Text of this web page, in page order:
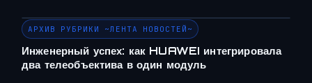
АРХИВ РУБРИКИ ~ЛЕНТА НОВОСТЕЙ~
Инженерный успех: как HUAWEI интегрировала
два телеобъектива в один модуль